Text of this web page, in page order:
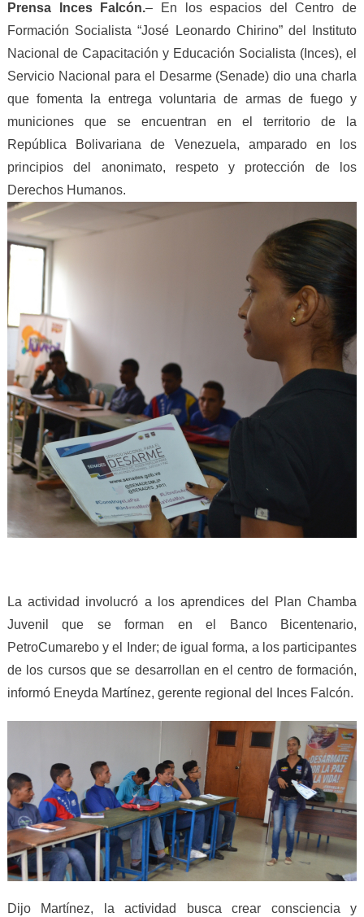
Prensa Inces Falcón.– En los espacios del Centro de
Formación Socialista “José Leonardo Chirino” del Instituto
Nacional de Capacitación y Educación Socialista (Inces), el
Servicio Nacional para el Desarme (Senade) dio una charla
que fomenta la entrega voluntaria de armas de fuego y
municiones que se encuentran en el territorio de la
República Bolivariana de Venezuela, amparado en los
principios del anonimato, respeto y protección de los
Derechos Humanos.
La actividad involucró a los aprendices del Plan Chamba
Juvenil que se forman en el Banco Bicentenario,
PetroCumarebo y el Inder; de igual forma, a los participantes
de los cursos que se desarrollan en el centro de formación,
informó Eneyda Martínez, gerente regional del Inces Falcón.
Dijo Martínez, la actividad busca crear consciencia y